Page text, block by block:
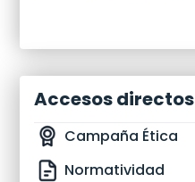
Accesos directos
Campaña Ética
Normatividad